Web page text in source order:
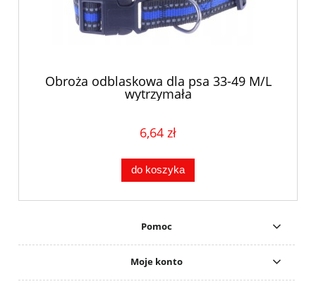
Obroża odblaskowa dla psa 33-49 M/L
wytrzymała
6,64 zł
do koszyka
Pomoc
Moje konto